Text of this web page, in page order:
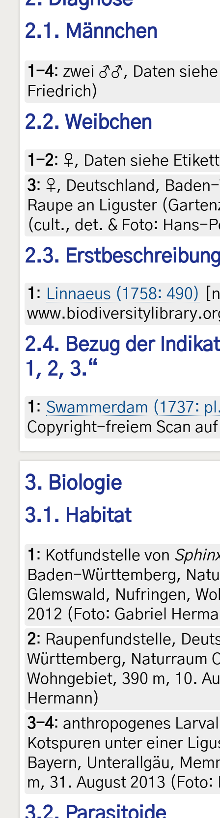
2.1. Männchen
1-4: zwei ♂♂, Daten
Friedrich)
2.2. Weibchen
1-2: ♀, Daten siehe
3: ♀, Deutschland,
Raupe an Liguster
(cult., det. & Foto: Hans-
2.3.
1 : Linnaeus (1758: 490)
2.4. Bezug der
1, 2, 3.“
1 : Swammerdam (1737:
Copyright-freiem Scan
3. Biologie
3.1. Habitat
1 : Kotfundstelle von
Baden-Württemberg,
Glemswald, Nufringen,
2012 (Foto: Gabriel
2: Raupenfundstelle,
Württemberg, Naturraum
Wohngebiet, 390 m, 10.
Hermann)
3-4: anthropogenes
Kotspuren unter einer
Bayern, Unterallgäu,
m, 31. August 2013 (Foto: